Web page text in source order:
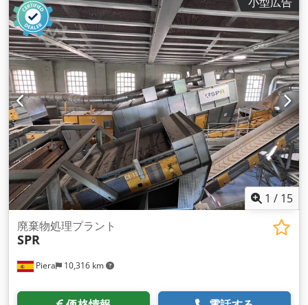
ットの形態のシャフトブラケット + ピローブロックユニット 寸
法 Codpfx Agodzqxbjnjrf 長さ：420mm B: 280mm H:
380mm 入口：365x80mm ドラム: Ø 220x400mm
1 / 15
Piera 10,316 km
廃棄物処理プラント
SPR